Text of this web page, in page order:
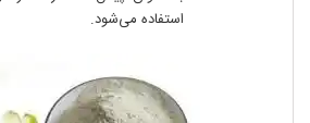
استفاده می‌شود.